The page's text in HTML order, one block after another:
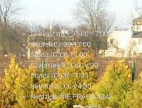
GODZINY PRACY
Poniedziałek07:00-17:00
Wtorek07:00-17:00
Środa07:00-17:00
Czwartek07:00-17:00
Piątek07:00-17:00
Sobota07:00-14:00
Niedziela NIE PRACUJEMY